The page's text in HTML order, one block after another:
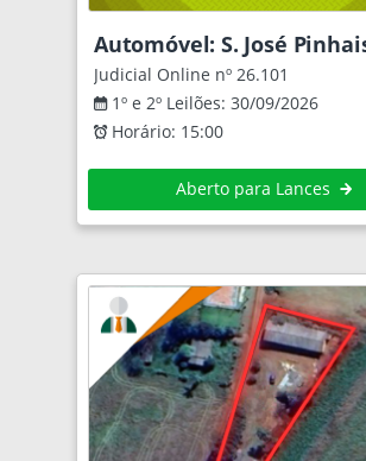
Automóvel: S. José
Judicial Online nº 26.101
1º e 2º Leilões: 30/09/2026
Horário: 15:00
Aberto para Lances